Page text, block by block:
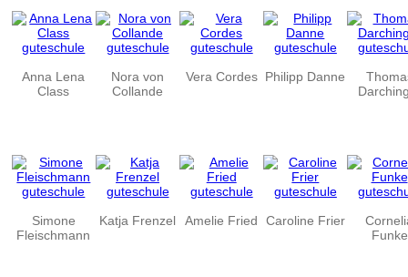
Anna Lena
Class
Nora von
Collande
Vera Cordes Philipp Danne
Simone
Fleischmann
Katja Frenzel Amelie Fried Caroline Frier
Funke